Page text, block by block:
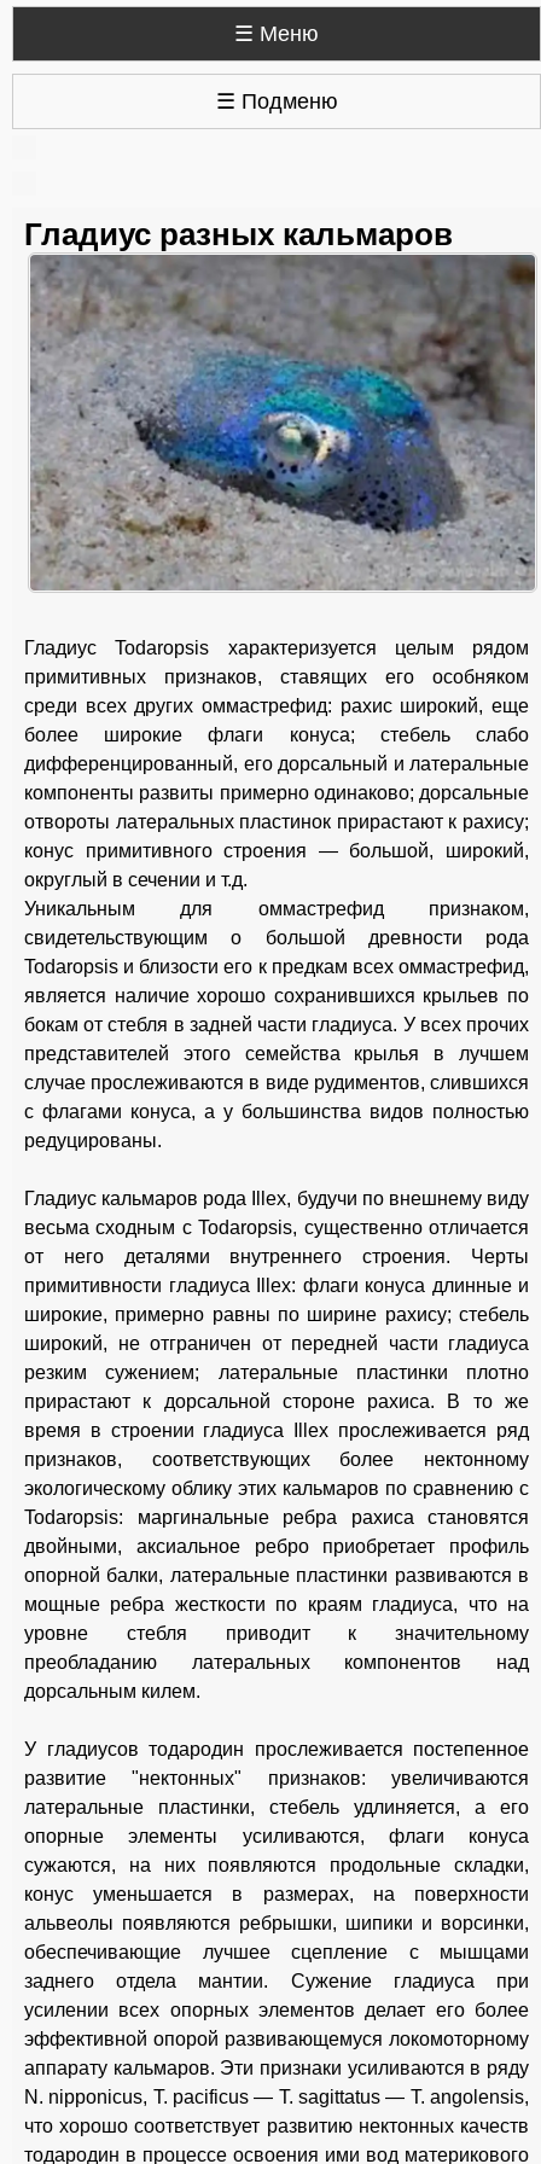
☰ Меню
☰ Подменю
Гладиус разных кальмаров
Гладиус Todaropsis характеризуется целым рядом
примитивных признаков, ставящих его особняком
среди всех других оммастрефид: рахис широкий, еще
более широкие флаги конуса; стебель слабо
дифференцированный, его дорсальный и латеральные
компоненты развиты примерно одинаково; дорсальные
отвороты латеральных пластинок прирастают к рахису;
конус примитивного строения — большой, широкий,
округлый в сечении и т.д.
Уникальным для оммастрефид признаком,
свидетельствующим о большой древности рода
Todaropsis и близости его к предкам всех оммастрефид,
является наличие хорошо сохранившихся крыльев по
бокам от стебля в задней части гладиуса. У всех прочих
представителей этого семейства крылья в лучшем
случае прослеживаются в виде рудиментов, слившихся
с флагами конуса, а у большинства видов полностью
редуцированы.
Гладиус кальмаров рода Illex, будучи по внешнему виду
весьма сходным с Todaropsis, существенно отличается
от него деталями внутреннего строения. Черты
примитивности гладиуса Illex: флаги конуса длинные и
широкие, примерно равны по ширине рахису; стебель
широкий, не отграничен от передней части гладиуса
резким сужением; латеральные пластинки плотно
прирастают к дорсальной стороне рахиса. В то же
время в строении гладиуса Illex прослеживается ряд
признаков, соответствующих более нектонному
экологическому облику этих кальмаров по сравнению с
Todaropsis: маргинальные ребра рахиса становятся
двойными, аксиальное ребро приобретает профиль
опорной балки, латеральные пластинки развиваются в
мощные ребра жесткости по краям гладиуса, что на
уровне стебля приводит к значительному
преобладанию латеральных компонентов над
дорсальным килем.
У гладиусов тодародин прослеживается постепенное
развитие "нектонных" признаков: увеличиваются
латеральные пластинки, стебель удлиняется, а его
опорные элементы усиливаются, флаги конуса
сужаются, на них появляются продольные складки,
конус уменьшается в размерах, на поверхности
альвеолы появляются ребрышки, шипики и ворсинки,
обеспечивающие лучшее сцепление с мышцами
заднего отдела мантии. Сужение гладиуса при
усилении всех опорных элементов делает его более
эффективной опорой развивающемуся локомоторному
аппарату кальмаров. Эти признаки усиливаются в ряду
N. nipponicus, Т. pacificus — Т. sagittatus — Т. angolensis,
что хорошо соответствует развитию нектонных качеств
тодародин в процессе освоения ими вод материкового